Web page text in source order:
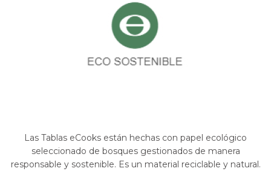
Las Tablas eCooks están hechas con papel ecológico
seleccionado de bosques gestionados de manera
responsable y sostenible. Es un material reciclable y natural.